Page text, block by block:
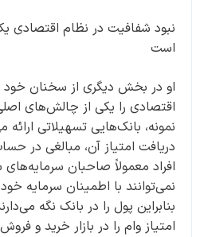
نبود شفافیت در نظام اقتصادی
است
او در بخش دیگری از سخنان خود
اقتصادی را یکی از چالش‌های
نمونه، بانک‌هایی تسهیلاتی ارائه
دریافت امتیاز آن، مبالغی در
افراد معمولاً صاحبان
نمی‌توانند با اطمینان سرمایه خود
بنابراین پول را در بانک نگه
امتیاز وام را در بازار خرید و